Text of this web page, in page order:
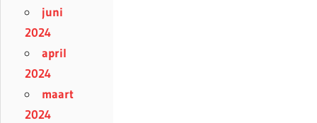
juni
2024
april
2024
maart
2024